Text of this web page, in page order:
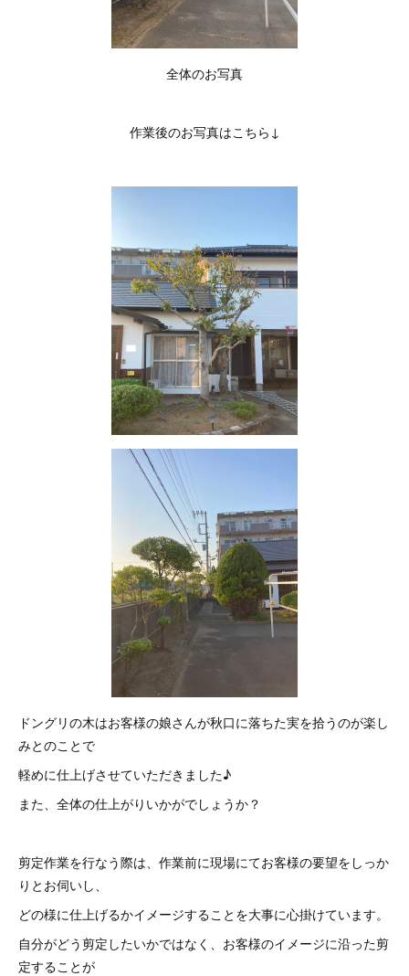
全体のお写真
作業後のお写真はこちら↓
ドングリの木はお客様の娘さんが秋口に落ちた実を拾うのが楽し
みとのことで
軽めに仕上げさせていただきました♪
また、全体の仕上がりいかがでしょうか？
剪定作業を行なう際は、作業前に現場にてお客様の要望をしっか
りとお伺いし、
どの様に仕上げるかイメージすることを大事に心掛けています。
自分がどう剪定したいかではなく、お客様のイメージに沿った剪
定することが